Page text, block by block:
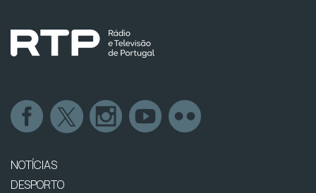
NOTÍCIAS
DESPORTO